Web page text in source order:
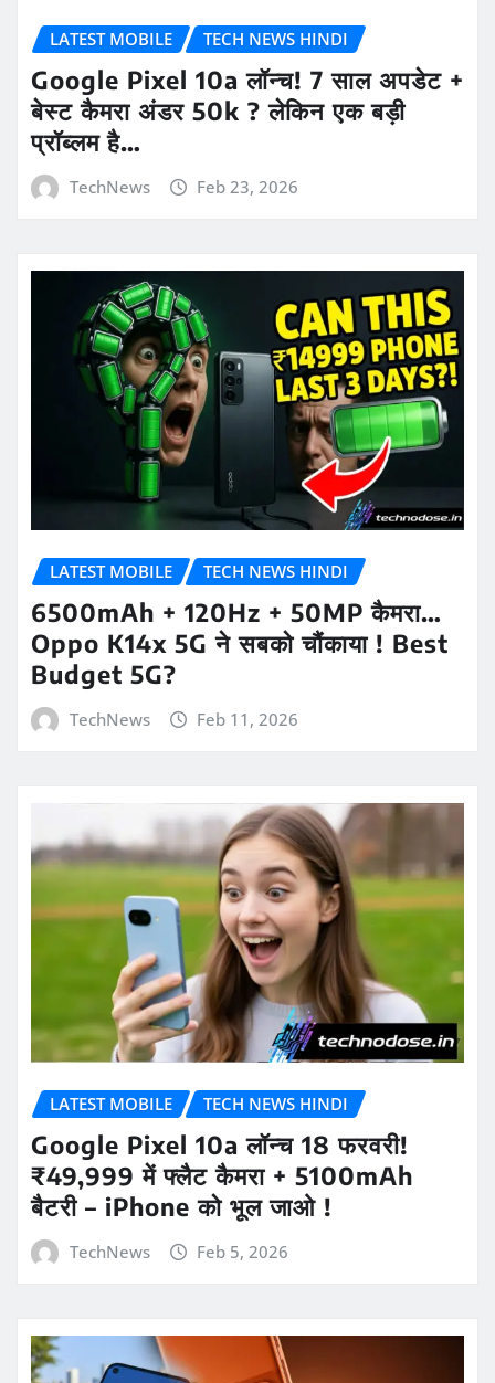
LATEST MOBILE TECH NEWS HINDI
Google Pixel 10a लॉन्च! 7 साल अपडेट +
बेस्ट कैमरा अंडर 50k ? लेकिन एक बड़ी
प्रॉब्लम है…
TechNews Feb 23, 2026
LATEST MOBILE TECH NEWS HINDI
6500mAh + 120Hz + 50MP कैमरा…
Oppo K14x 5G ने सबको चौंकाया ! Best
Budget 5G?
TechNews Feb 11, 2026
LATEST MOBILE TECH NEWS HINDI
Google Pixel 10a लॉन्च 18 फरवरी!
₹49,999 में फ्लैट कैमरा + 5100mAh
बैटरी – iPhone को भूल जाओ !
TechNews Feb 5, 2026